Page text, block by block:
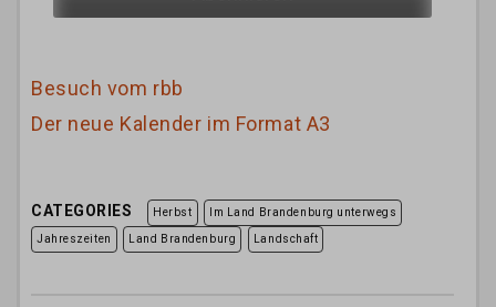
Besuch vom rbb
Der neue Kalender im Format A3
CATEGORIES Herbst Im Land Brandenburg unterwegs
Jahreszeiten Land Brandenburg Landschaft